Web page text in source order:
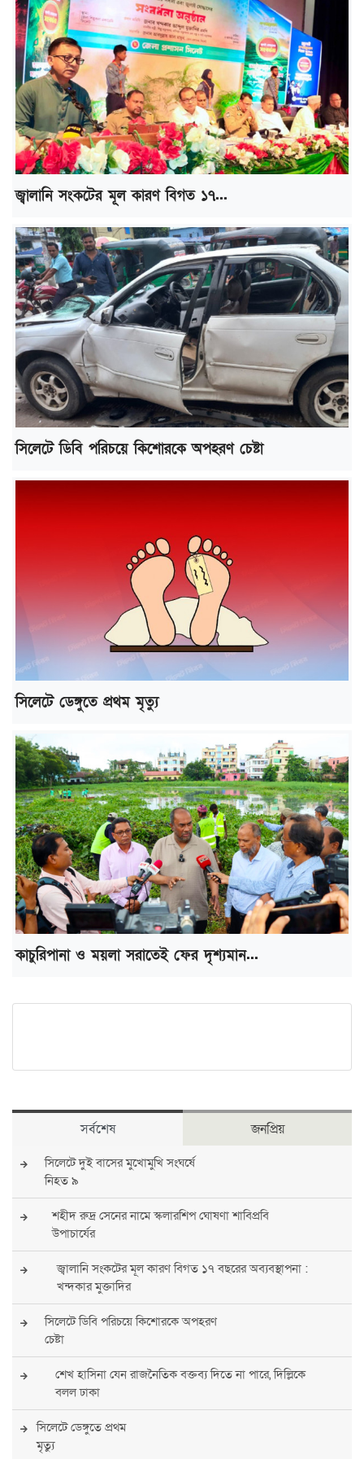
জ্বালানি সংকটের মূল কারণ বিগত ১৭...
সিলেটে ডিবি পরিচয়ে কিশোরকে অপহরণ চেষ্টা
সিলেটে ডেঙ্গুতে প্রথম মৃত্যু
কাচুরিপানা ও ময়লা সরাতেই ফের দৃশ্যমান...
সর্বশেষ জনপ্রিয়
সিলেটে দুই বাসের মুখোমুখি সংঘর্ষে
নিহত ৯
শহীদ রুদ্র সেনের নামে স্কলারশিপ ঘোষণা শাবিপ্রবি
উপাচার্যের
জ্বালানি সংকটের মূল কারণ বিগত ১৭ বছরের অব্যবস্থাপনা :
খন্দকার মুক্তাদির
সিলেটে ডিবি পরিচয়ে কিশোরকে অপহরণ
চেষ্টা
শেখ হাসিনা যেন রাজনৈতিক বক্তব্য দিতে না পারে, দিল্লিকে
বলল ঢাকা
সিলেটে ডেঙ্গুতে প্রথম
মৃত্যু